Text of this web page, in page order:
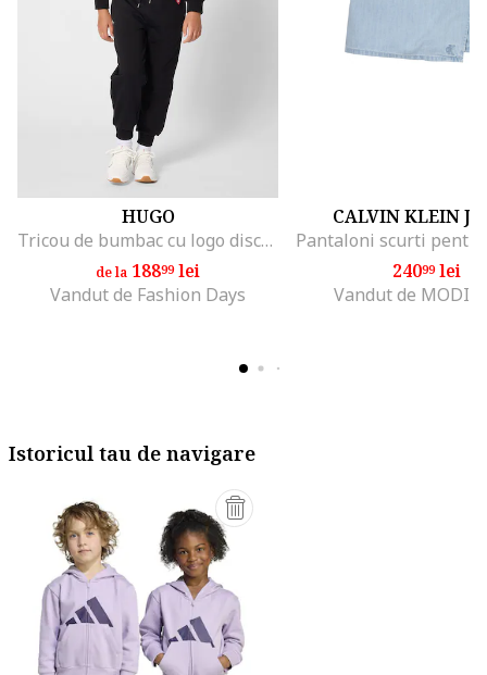
HUGO
Tricou de bumbac cu logo discret, Rosu/Alb optic
de la 18899lei
Vandut de Fashion Days
CALVIN KLEIN
24099lei
Vandut de
Istoricul tau de navigare